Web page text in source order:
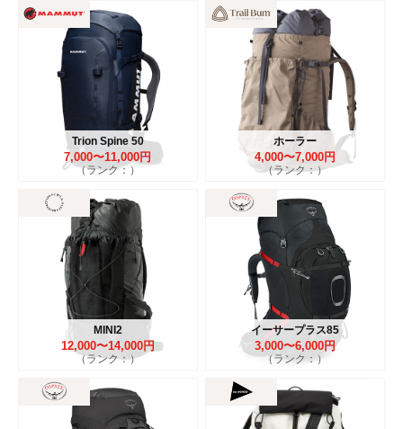
Trion Spine 50
7,000〜11,000円
（ランク：）
ホーラー
4,000〜7,000円
（ランク：）
MINI2
12,000〜14,000円
（ランク：）
イーサープラス85
3,000〜6,000円
（ランク：）